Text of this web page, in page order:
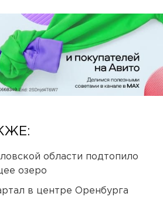
области подтопило
озеро
в центре Оренбурга